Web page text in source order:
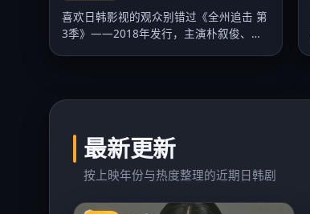
喜欢日韩影视的观众别错过《全州追击 第
3季》——2018年发行，主演朴叙俊、李
最新更新
按上映年份与热度整理的近期日韩剧